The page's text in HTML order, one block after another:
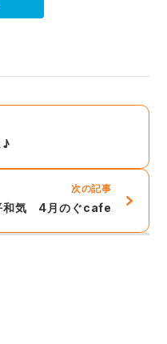
次の記事
和気 4月のぐcafe